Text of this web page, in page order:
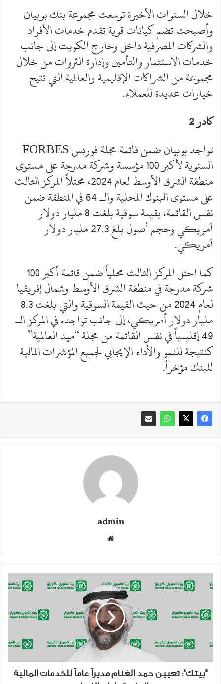
خلال السنوات الأخيرة توسعت مجموعة بنك بوبيان
وأصبحت تضم كيانات قوية تقدم خدمات الأفراد
والشركات المصرفية داخل وخارج الكويت إلى جانب
خدمات الاستثمار والتأمين وإدارة الثروات من خلال
مجموعة من الشراكات الإقليمية والعالمية التي تتيح
خيارات عديدة للعملاء.
كادر 2
تواجد بوبيان ضمن قائمة مجلة فوربس FORBES
السنوية لأكبر 100 مؤسسة وشركة مدرجة على مستوى
منطقة الشرق الأوسط لعام 2024، محتلاً المركز الثالث
على مستوى البنوك المحلية والـ 64 في المنطقة ضمن
نفس القائمة، بقيمة سوقية بلغت 8 مليار دولار
أمريكي وحجم أصول بلغ 27.3 مليار دولار
أمريكي.
كما احتل المركز الثالث محلياً ضمن قائمة أكبر 100
شركة مدرجة في منطقة الشرق الأوسط وشمال إفريقيا
لعام 2024 من حيث القيمة السوقية والتي بلغت 8.3
مليار دولار أمريكي، إلى جانب تواجده في المركز الـ
49 إقليمياً في نفس القائمة من مجلة “ميد العالمية”
كنتيجة للنمو والأداء الإيجابي لجميع المؤشرات المالية
للبنك مؤخراً.
admin
"بيتك":
تعيين
الغنام
مديراً
للخدمات
المالية
الخاصة
وإدارة
"بيتك": تعيين حمد الغنام مديراً عاماً للخدمات المالية